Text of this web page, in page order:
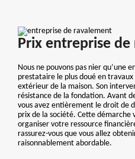
Prix entreprise
Nous ne pouvons pas nier qu’une
prestataire le plus doué en
extérieur de la maison. Son
résistance de la fondation. Avant
vous avez entièrement le droit de
prix de la société. Cette démarche
organiser votre ressource
rassurez-vous que vous allez
raisonnablement abordable.